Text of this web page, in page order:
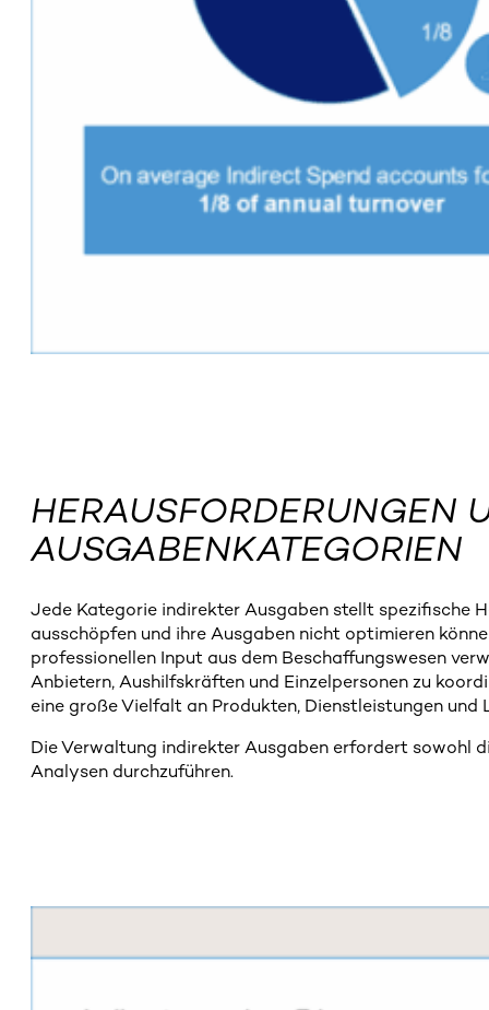
HERAUSFORDERUNGEN
AUSGABENKATEGORIEN
Jede Kategorie indirekter Ausgaben stellt spezifische
ausschöpfen und ihre Ausgaben nicht optimieren
professionellen Input aus dem Beschaffungswesen
Anbietern, Aushilfskräften und Einzelpersonen zu
eine große Vielfalt an Produkten, Dienstleistungen
Die Verwaltung indirekter Ausgaben erfordert sowohl
Analysen durchzuführen.